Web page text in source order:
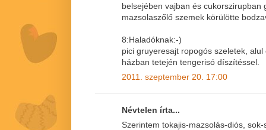
belsejében vajban és cukorszirupban
mazsolaszőlő szemek körülötte
8:Haladóknak:-)
pici gruyeresajt ropogós szeletek,
házban tetején tengerisó díszítéssel.
2011. szeptember 20. 17:00
Névtelen írta...
Szerintem tokajis-mazsolás-diós,